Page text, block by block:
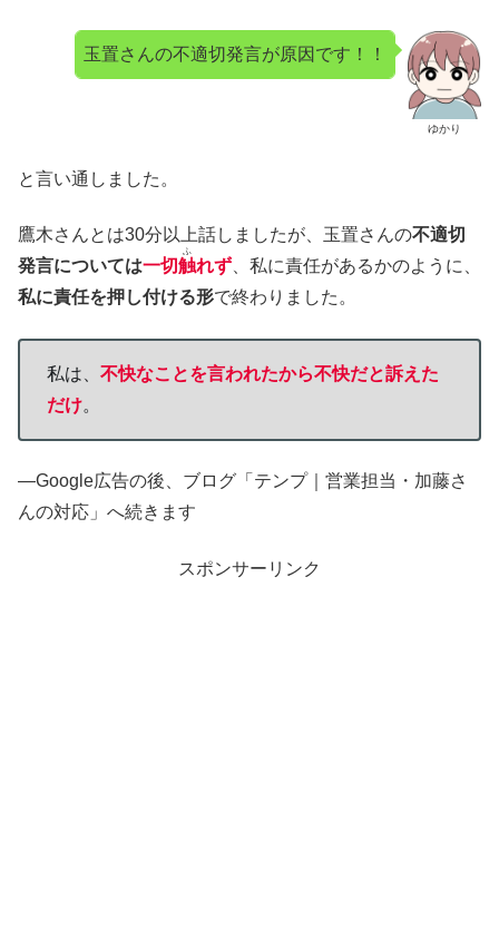
ゆかり
玉置さんの不適切発言が原因です！！
と言い通しました。
鷹木さんとは30分以上話しましたが、玉置さんの不適切
発言については一切触
ふ
れず、私に責任があるかのように、
私に責任を押し付ける形で終わりました。
私は、 不快なことを言われたから不快だと訴えた
だけ。
—Google広告の後、ブログ「テンプ｜営業担当・加藤さ
んの対応」へ続きます
スポンサーリンク